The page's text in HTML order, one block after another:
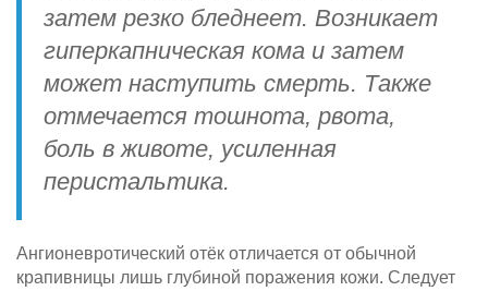
затем резко бледнеет. Возникает
гиперкапническая кома и затем
может наступить смерть. Также
отмечается тошнота, рвота,
боль в животе, усиленная
перистальтика.
Ангионевротический отёк отличается от обычной
крапивницы лишь глубиной поражения кожи. Следует